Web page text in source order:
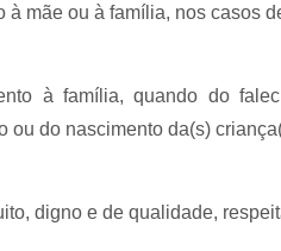
à mãe ou à família, nos casos
à família, quando do
ou do nascimento da(s)
digno e de qualidade,